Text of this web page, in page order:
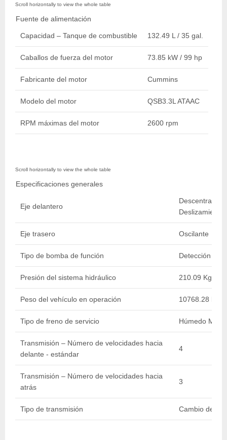
Fuente de alimentación
Capacidad – Tanque de combustible 132.49 L / 35 gal.
Caballos de fuerza del motor 73.85 kW / 99 hp
Fabricante del motor Cummins
Modelo del motor QSB3.3L ATAAC
RPM máximas del motor 2600 rpm
Especificaciones generales
Eje delantero
Deslizamiento
Eje trasero Oscilante
Tipo de bomba de función Detección
Presión del sistema hidráulico 210.09 Kg/
Peso del vehículo en operación 10768.28 kg /
Tipo de freno de servicio Húmedo
Transmisión – Número de velocidades hacia
delante - estándar
4
Transmisión – Número de velocidades hacia
atrás
3
Tipo de transmisión Cambio de